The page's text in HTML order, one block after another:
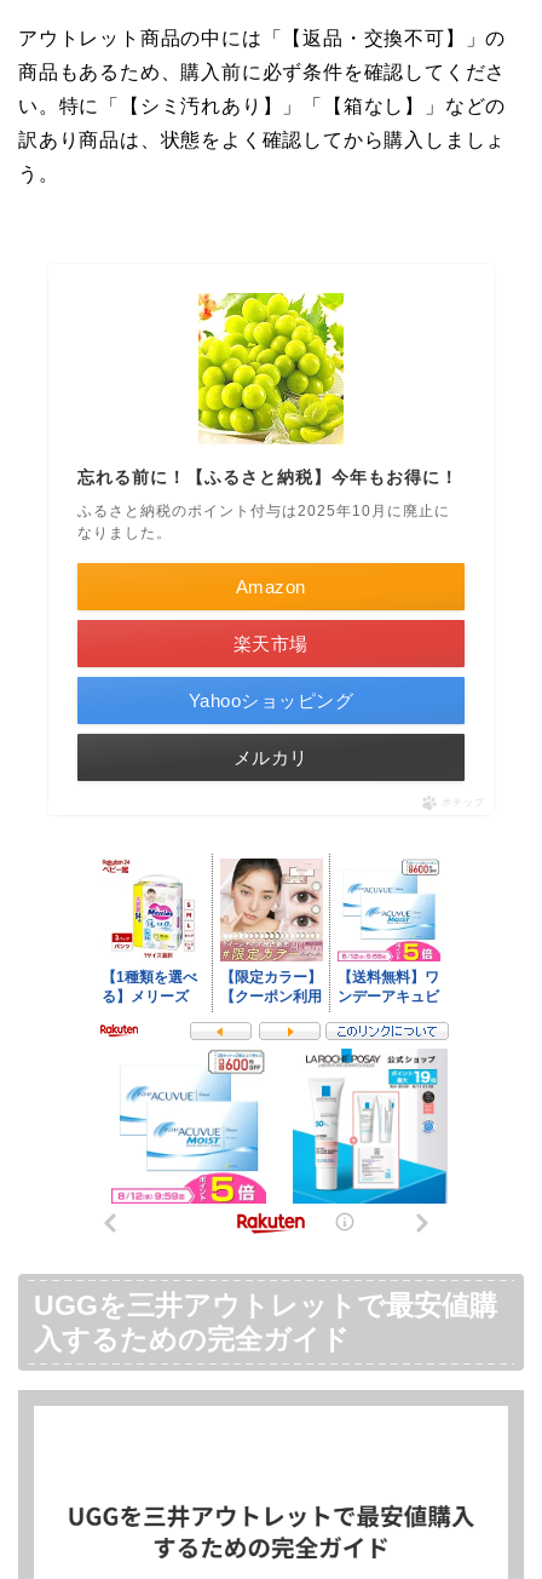
アウトレット商品の中には「【返品・交換不可】」の
商品もあるため、購入前に必ず条件を確認してくださ
い。特に「【シミ汚れあり】」「【箱なし】」などの
訳あり商品は、状態をよく確認してから購入しましょ
う。
忘れる前に！【ふるさと納税】今年もお得に！
ふるさと納税のポイント付与は2025年10月に廃止に
なりました。
Amazon
楽天市場
Yahooショッピング
メルカリ
ポチップ
UGGを三井アウトレットで最安値購
入するための完全ガイド